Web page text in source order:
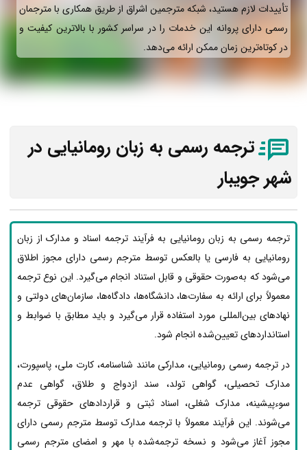
تأییدات لازم هستید، شبکه مترجمین اشراق از طریق همکاری با مترجمان
رسمی دارای پروانه این خدمات را در سراسر کشور با بالاترین کیفیت و
در کوتاه‌ترین زمان ممکن ارائه می‌دهد.
ترجمه رسمی به زبان رومانیایی در
شهر جویبار
ترجمه رسمی به زبان رومانیایی به فرآیند ترجمه اسناد و مدارک از زبان
رومانیایی به فارسی یا بالعکس توسط مترجم رسمی دارای مجوز اطلاق
می‌شود که به‌صورت حقوقی و قابل استناد انجام می‌گیرد. این نوع ترجمه
معمولاً برای ارائه به سفارت‌ها، دانشگاه‌ها، دادگاه‌ها، سازمان‌های دولتی و
نهادهای بین‌المللی مورد استفاده قرار می‌گیرد و باید مطابق با ضوابط و
استانداردهای تعیین‌شده انجام شود.
در ترجمه رسمی رومانیایی، مدارکی مانند شناسنامه، کارت ملی، پاسپورت،
مدارک تحصیلی، گواهی تولد، سند ازدواج و طلاق، گواهی عدم
سوءپیشینه، مدارک شغلی، اسناد ثبتی و قراردادهای حقوقی ترجمه
می‌شوند. این فرآیند معمولاً با ترجمه مدارک توسط مترجم رسمی دارای
مجوز آغاز می‌شود و نسخه ترجمه‌شده با مهر و امضای مترجم رسمی